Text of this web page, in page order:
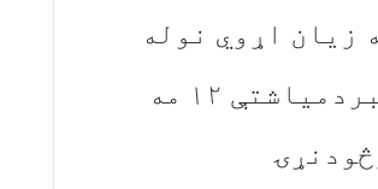
زیان اړوي نوله
همدې کبله نړیوالې روغتیایی ټولنې دنومبردمیاشتې ۱۲ مه